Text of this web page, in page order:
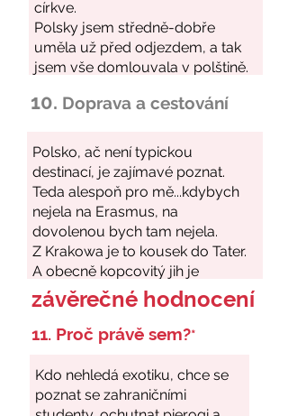
10. Doprava a cestování
závěrečné hodnocení
11. Proč právě sem?*